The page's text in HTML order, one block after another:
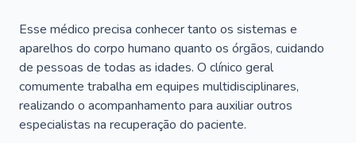
Esse médico precisa conhecer tanto os sistemas e
aparelhos do corpo humano quanto os órgãos, cuidando
de pessoas de todas as idades. O clínico geral
comumente trabalha em equipes multidisciplinares,
realizando o acompanhamento para auxiliar outros
especialistas na recuperação do paciente.